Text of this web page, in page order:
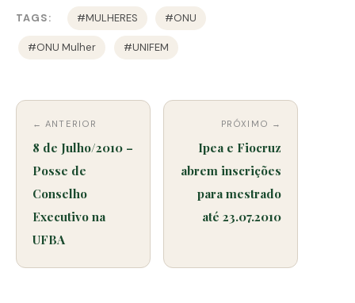
TAGS: #MULHERES #ONU
#ONU Mulher #UNIFEM
← ANTERIOR
8 de Julho/2010 –
Posse de
Conselho
Executivo na
UFBA
PRÓXIMO →
Ipea e Fiocruz
abrem inscrições
para mestrado
até 23.07.2010